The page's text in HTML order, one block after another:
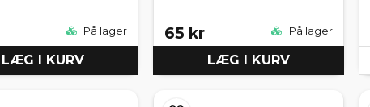
På lager
LÆG I KURV
65 kr På lager
LÆG I KURV